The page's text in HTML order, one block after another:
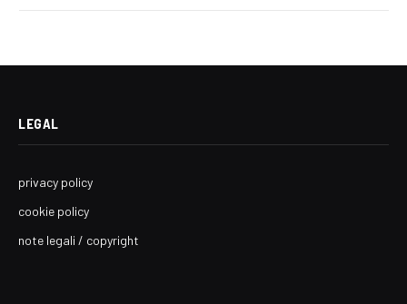
LEGAL
privacy policy
cookie policy
note legali / copyright